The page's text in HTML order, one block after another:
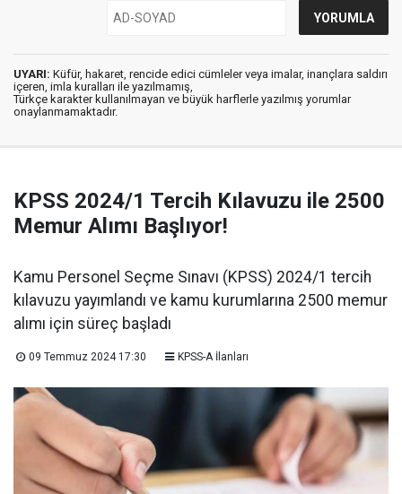
UYARI: Küfür, hakaret, rencide edici cümleler veya imalar, inançlara saldırı
içeren, imla kuralları ile yazılmamış,
Türkçe karakter kullanılmayan ve büyük harflerle yazılmış yorumlar
onaylanmamaktadır.
KPSS 2024/1 Tercih Kılavuzu ile 2500
Memur Alımı Başlıyor!
Kamu Personel Seçme Sınavı (KPSS) 2024/1 tercih
kılavuzu yayımlandı ve kamu kurumlarına 2500 memur
alımı için süreç başladı
09 Temmuz 2024 17:30 KPSS-A İlanları